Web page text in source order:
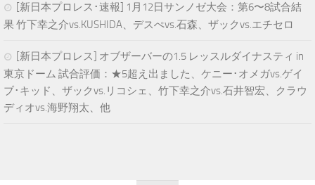
[新日本プロレス･速報] 1月12日サンノゼ大会：第6〜8試合結
果 竹下幸之介vs.KUSHIDA、デスぺvs.石森、ザックvs.エチセロ
[新日本プロレス] オブザーバーの1.5 レッスルダイナスティ in
東京ドーム 試合評価：★5超え出ました、ケニー･オメガvs.ゲイ
ブ･キッド、ザックvs.リコシェ、竹下幸之介vs.石井智宏、クラウ
ディオvs.海野翔太、他